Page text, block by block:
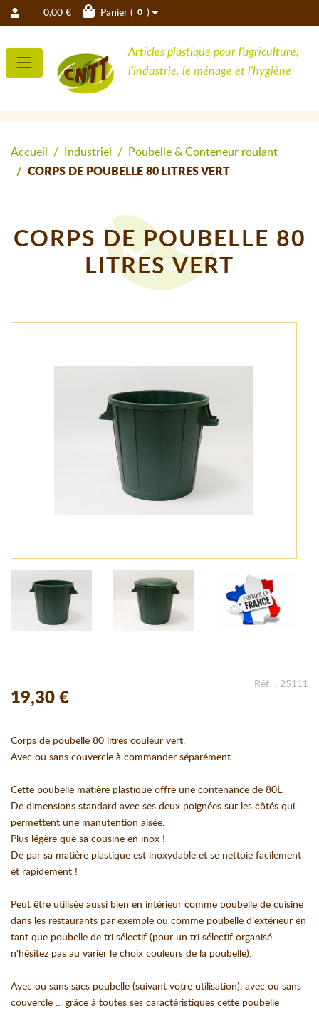
0,00 € Panier ( 0 )
Articles plastique pour l'agriculture,
l'industrie, le ménage et l'hygiène
Accueil Industriel
Poubelle & Conteneur roulant
CORPS DE POUBELLE 80 LITRES VERT
CORPS DE POUBELLE 80
LITRES VERT
19,30 €
Réf. : 25111
Corps de poubelle 80 litres couleur vert.
Avec ou sans couvercle à commander séparément.
Cette poubelle matière plastique offre une contenance de 80L.
De dimensions standard avec ses deux poignées sur les côtés qui
permettent une manutention aisée.
Plus légère que sa cousine en inox !
De par sa matière plastique est inoxydable et se nettoie facilement
et rapidement !
Peut être utilisée aussi bien en intérieur comme poubelle de cuisine
dans les restaurants par exemple ou comme poubelle d’extérieur en
tant que poubelle de tri sélectif (pour un tri sélectif organisé
n'hésitez pas au varier le choix couleurs de la poubelle).
Avec ou sans sacs poubelle (suivant votre utilisation), avec ou sans
couvercle ... grâce à toutes ses caractéristiques cette poubelle